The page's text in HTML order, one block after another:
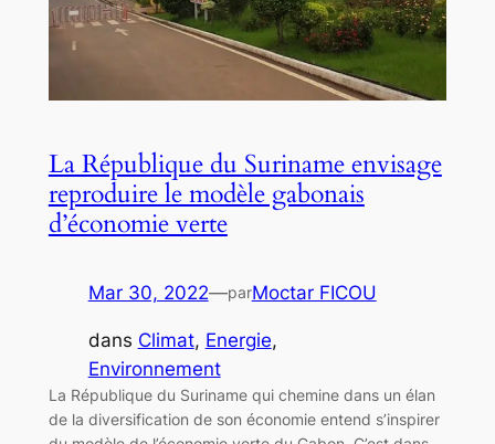
La République du Suriname envisage
reproduire le modèle gabonais
d’économie verte
Mar 30, 2022—parMoctar FICOU
dans Climat, Energie
Environnement
La République du Suriname qui chemine dans un élan
de la diversification de son économie entend s’inspirer